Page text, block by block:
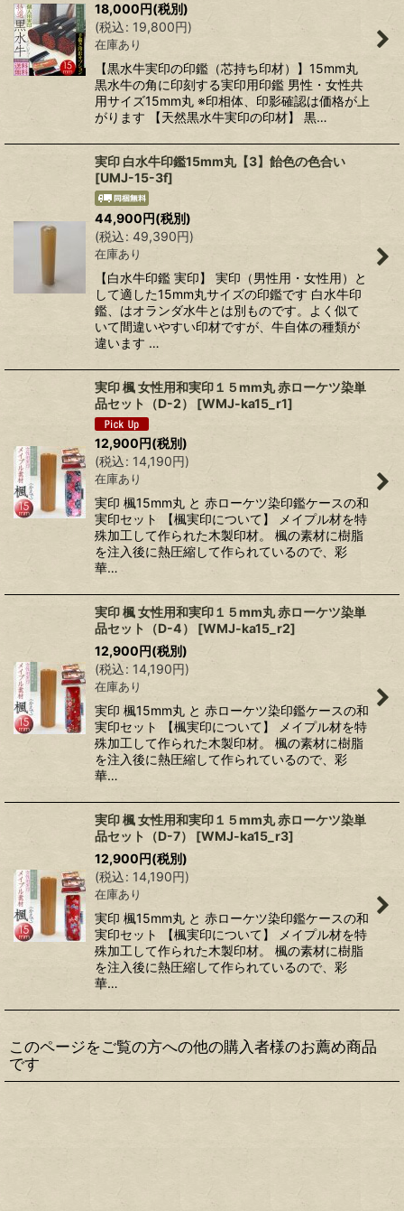
18,000円(税別)
(税込: 19,800円)
在庫あり
【黒水牛実印の印鑑（芯持ち印材）】15mm丸
黒水牛の角に印刻する実印用印鑑 男性・女性共
用サイズ15mm丸 ※印相体、印影確認は価格が上
がります 【天然黒水牛実印の印材】 黒…
実印 白水牛印鑑15mm丸【3】飴色の色合い
[UMJ-15-3f]
44,900円(税別)
(税込: 49,390円)
在庫あり
【白水牛印鑑 実印】 実印（男性用・女性用）と
して適した15mm丸サイズの印鑑です 白水牛印
鑑、はオランダ水牛とは別ものです。よく似て
いて間違いやすい印材ですが、牛自体の種類が
違います …
実印 楓 女性用和実印１５mm丸 赤ローケツ染単
品セット（D-2）
[WMJ-ka15_r1]
12,900円(税別)
(税込: 14,190円)
在庫あり
実印 楓15mm丸 と 赤ローケツ染印鑑ケースの和
実印セット 【楓実印について】 メイプル材を特
殊加工して作られた木製印材。 楓の素材に樹脂
を注入後に熱圧縮して作られているので、彩
華…
実印 楓 女性用和実印１５mm丸 赤ローケツ染単
品セット（D-4）
[WMJ-ka15_r2]
12,900円(税別)
(税込: 14,190円)
在庫あり
実印 楓15mm丸 と 赤ローケツ染印鑑ケースの和
実印セット 【楓実印について】 メイプル材を特
殊加工して作られた木製印材。 楓の素材に樹脂
を注入後に熱圧縮して作られているので、彩
華…
実印 楓 女性用和実印１５mm丸 赤ローケツ染単
品セット（D-7）
[WMJ-ka15_r3]
12,900円(税別)
(税込: 14,190円)
在庫あり
実印 楓15mm丸 と 赤ローケツ染印鑑ケースの和
実印セット 【楓実印について】 メイプル材を特
殊加工して作られた木製印材。 楓の素材に樹脂
を注入後に熱圧縮して作られているので、彩
華…
このページをご覧の方への他の購入者様のお薦め商品
です